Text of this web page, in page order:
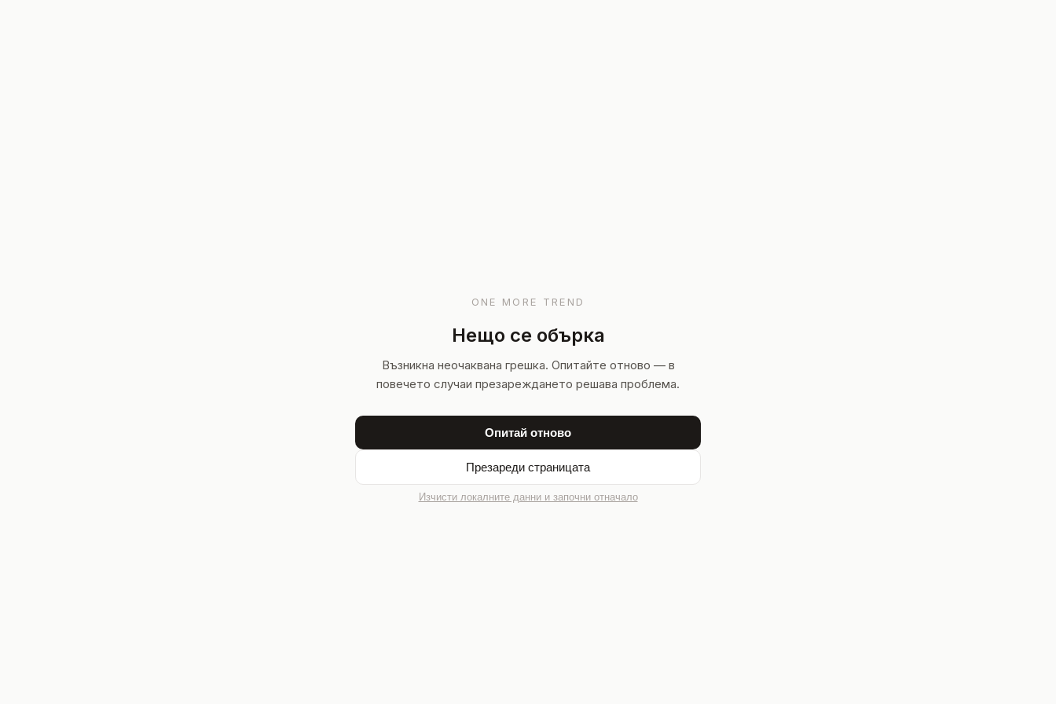
ONE MORE TREND
Нещо се обърка
Възникна неочаквана грешка. Опитайте отново — в
повечето случаи презареждането решава проблема.
Опитай отново
Презареди страницата
Изчисти локалните данни и започни отначало